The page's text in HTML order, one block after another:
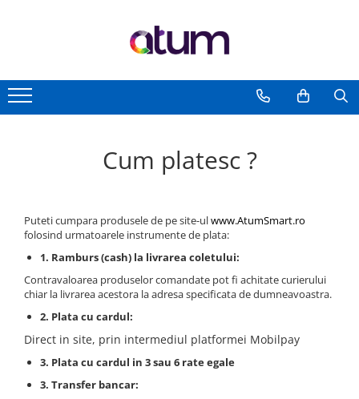
Cum platesc ?
Puteti cumpara produsele de pe site-ulwww.AtumSmart.ro
folosind urmatoarele instrumente de plata:
1. Ramburs (cash) la livrarea coletului:
Contravaloarea produselor comandate pot fi achitate curierului
chiar la livrarea acestora la adresa specificata de dumneavoastra.
2. Plata cu cardul:
Direct in site, prin intermediul platformei Mobilpay
3. Plata cu cardul in 3 sau 6 rate egale
3. Transfer bancar: